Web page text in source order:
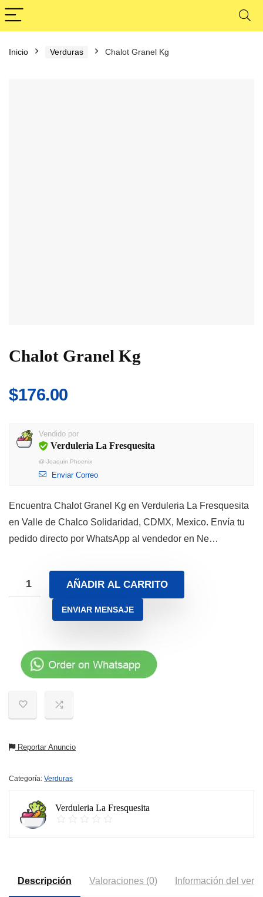
Inicio Verduras Chalot Granel Kg
Chalot Granel Kg
$176.00
Vendido por
Verduleria La Fresquesita
@ Joaquin Phoenix
Enviar Correo
Encuentra Chalot Granel Kg en Verduleria La Fresquesita
en Valle de Chalco Solidaridad, CDMX, Mexico. Envía tu
pedido directo por WhatsApp al vendedor en Ne…
AÑADIR AL CARRITO
ENVIAR MENSAJE
Reportar Anuncio
Categoría: Verduras
Verduleria La Fresquesita
Descripción Valoraciones (0) Información del